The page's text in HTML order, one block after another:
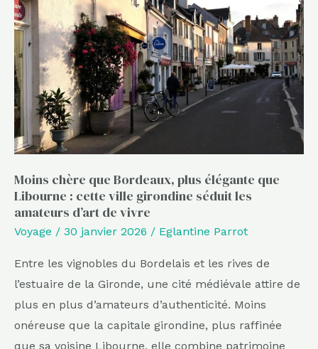
Moins chère que Bordeaux, plus élégante que
Libourne : cette ville girondine séduit les
amateurs d’art de vivre
Voyage / 30 janvier 2026 / Eglantine Parrot
Entre les vignobles du Bordelais et les rives de
l’estuaire de la Gironde, une cité médiévale attire de
plus en plus d’amateurs d’authenticité. Moins
onéreuse que la capitale girondine, plus raffinée
que sa voisine Libourne, elle combine patrimoine
que
Bordeaux,
plus
élégante
que
Libourne
:
cette
ville
girondine
séduit
les
amateurs
d’art
de
vivre